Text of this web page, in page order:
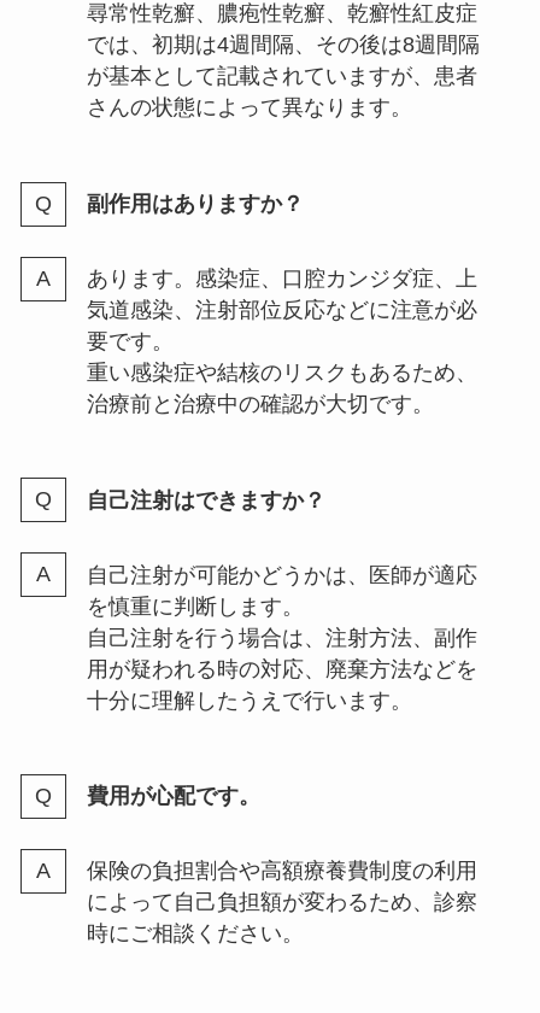
尋常性乾癬、膿疱性乾癬、乾癬性紅皮症
では、初期は4週間隔、その後は8週間隔
が基本として記載されていますが、患者
さんの状態によって異なります。
副作用はありますか？
あります。感染症、口腔カンジダ症、上
気道感染、注射部位反応などに注意が必
要です。
重い感染症や結核のリスクもあるため、
治療前と治療中の確認が大切です。
自己注射はできますか？
自己注射が可能かどうかは、医師が適応
を慎重に判断します。
自己注射を行う場合は、注射方法、副作
用が疑われる時の対応、廃棄方法などを
十分に理解したうえで行います。
費用が心配です。
保険の負担割合や高額療養費制度の利用
によって自己負担額が変わるため、診察
時にご相談ください。